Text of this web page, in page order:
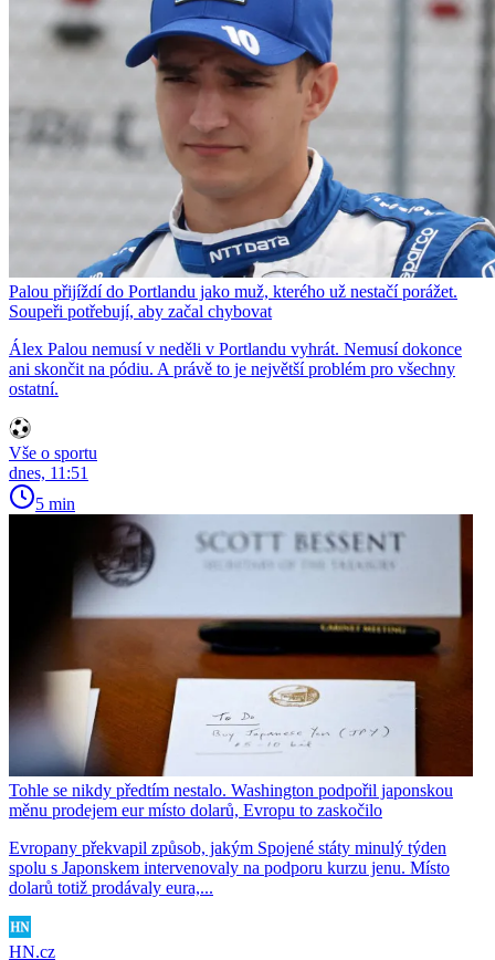
Palou přijíždí do Portlandu jako muž, kterého už nestačí porážet.
Soupeři potřebují, aby začal chybovat
Álex Palou nemusí v neděli v Portlandu vyhrát. Nemusí dokonce
ani skončit na pódiu. A právě to je největší problém pro všechny
ostatní.
Vše o sportu
dnes, 11:51
5 min
Tohle se nikdy předtím nestalo. Washington podpořil japonskou
měnu prodejem eur místo dolarů, Evropu to zaskočilo
Evropany překvapil způsob, jakým Spojené státy minulý týden
spolu s Japonskem intervenovaly na podporu kurzu jenu. Místo
dolarů totiž prodávaly eura,...
HN.cz